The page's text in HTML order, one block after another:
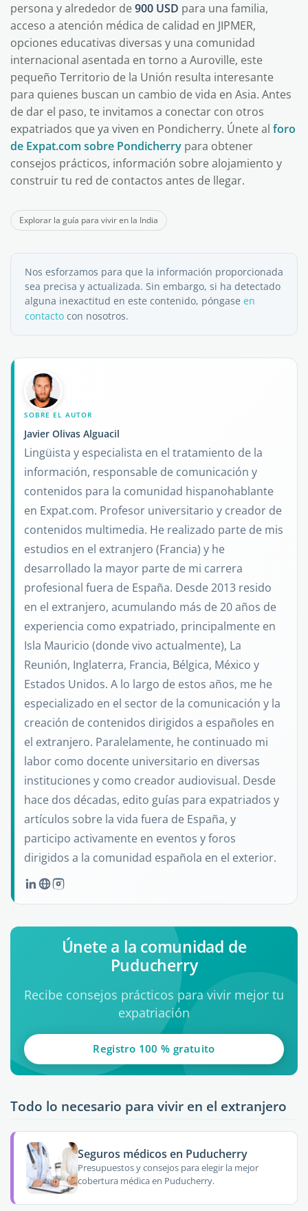
persona y alrededor de900 USD para una familia,
acceso a atención médica de calidad en JIPMER,
opciones educativas diversas y una comunidad
internacional asentada en torno a Auroville, este
pequeño Territorio de la Unión resulta interesante
para quienes buscan un cambio de vida en Asia. Antes
de dar el paso, te invitamos a conectar con otros
expatriados que ya viven en Pondicherry. Únete al foro
de Expat.com sobre Pondicherry para obtener
consejos prácticos, información sobre alojamiento y
construir tu red de contactos antes de llegar.
Explorar la guía para vivir en la India
Nos esforzamos para que la información proporcionada
sea precisa y actualizada. Sin embargo, si ha detectado
alguna inexactitud en este contenido, póngase en
contacto con nosotros.
SOBRE EL AUTOR
Javier Olivas Alguacil
Lingüista y especialista en el tratamiento de la
información, responsable de comunicación y
contenidos para la comunidad hispanohablante
en Expat.com. Profesor universitario y creador de
contenidos multimedia. He realizado parte de mis
estudios en el extranjero (Francia) y he
desarrollado la mayor parte de mi carrera
profesional fuera de España. Desde 2013 resido
en el extranjero, acumulando más de 20 años de
experiencia como expatriado, principalmente en
Isla Mauricio (donde vivo actualmente), La
Reunión, Inglaterra, Francia, Bélgica, México y
Estados Unidos. A lo largo de estos años, me he
especializado en el sector de la comunicación y la
creación de contenidos dirigidos a españoles en
el extranjero. Paralelamente, he continuado mi
labor como docente universitario en diversas
instituciones y como creador audiovisual. Desde
hace dos décadas, edito guías para expatriados y
artículos sobre la vida fuera de España, y
participo activamente en eventos y foros
dirigidos a la comunidad española en el exterior.
Únete a la comunidad de
Puducherry
Recibe consejos prácticos para vivir mejor tu
expatriación
Registro 100 % gratuito
Todo lo necesario para vivir en el extranjero
Seguros médicos en Puducherry
Presupuestos y consejos para elegir la mejor
cobertura médica en Puducherry.